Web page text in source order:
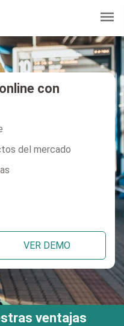
con
del mercado
VER DEMO
ventajas